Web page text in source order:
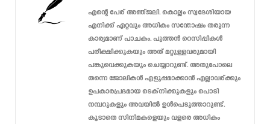
എന്റെ പേര് അഞ്ജലി. കൊല്ലം സ്വദേശിയായ
എനിക്ക് ഏറ്റവും അധികം സന്തോഷം തരുന്ന
കാര്യമാണ് പാചകം. പുത്തൻ റെസിപ്പികൾ
പരീക്ഷിക്കുകയും അത് മറ്റുള്ളവരുമായി
പങ്കുവെക്കുകയും ചെയ്യാറുണ്ട്. അതുപോലെ
തന്നെ ജോലികൾ എളുപ്പമാക്കാൻ എല്ലാവര്ക്കും
ഉപകാരപ്രദമായ ടെക്‌നിക്കുകളും പൊടി
നമ്പറുകളും അവയിൽ ഉൾപെടുത്താറുണ്ട്.
കൂടാതെ സിനിമകളെയും വളരെ അധികം